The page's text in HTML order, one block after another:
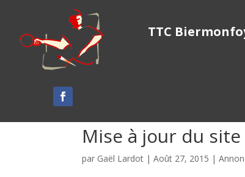
TTC
Mise à jour du site
par Gaël Lardot |Août 27, 2015 |